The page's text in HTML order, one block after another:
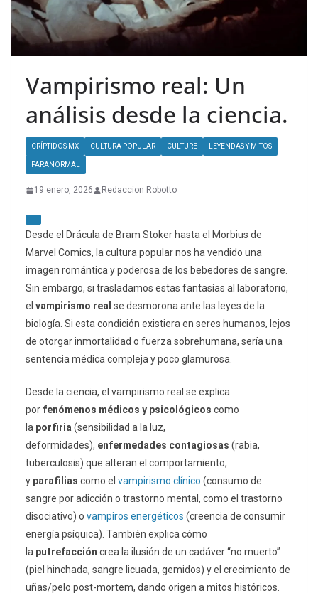
Vampirismo real: Un
análisis desde la ciencia.
CRÍPTIDOS MX CULTURA POPULAR CULTURE LEYENDAS Y MITOS
PARANORMAL
19 enero, 2026 Redaccion Robotto
Desde el Drácula de Bram Stoker hasta el Morbius de
Marvel Comics, la cultura popular nos ha vendido una
imagen romántica y poderosa de los bebedores de sangre.
Sin embargo, si trasladamos estas fantasías al laboratorio,
el vampirismo real se desmorona ante las leyes de la
biología. Si esta condición existiera en seres humanos, lejos
de otorgar inmortalidad o fuerza sobrehumana, sería una
sentencia médica compleja y poco glamurosa.
Desde la ciencia, el vampirismo real se explica
por fenómenos médicos y psicológicos como
la porfiria (sensibilidad a la luz,
deformidades), enfermedades contagiosas (rabia,
tuberculosis) que alteran el comportamiento,
y parafilias como el vampirismo clínico (consumo de
sangre por adicción o trastorno mental, como el trastorno
disociativo) o vampiros energéticos (creencia de consumir
energía psíquica). También explica cómo
la putrefacción crea la ilusión de un cadáver “no muerto”
(piel hinchada, sangre licuada, gemidos) y el crecimiento de
uñas/pelo post-mortem, dando origen a mitos históricos.